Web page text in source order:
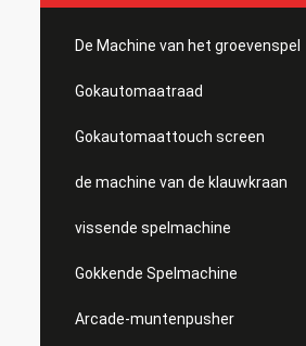
De Machine van het groevenspel
Gokautomaatraad
Gokautomaattouch screen
de machine van de klauwkraan
vissende spelmachine
Gokkende Spelmachine
Arcade-muntenpusher